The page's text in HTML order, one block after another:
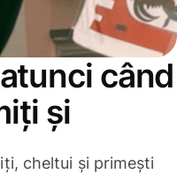
când
și
cheltui și primești